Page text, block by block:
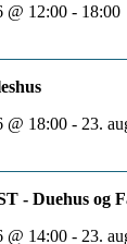
@ 12:00 - 18:00
@ 18:00 - 23.
- Duehus og
@ 14:00 - 23.